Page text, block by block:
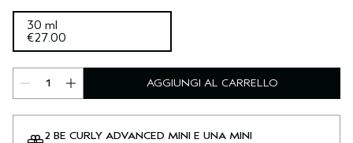
30 ml
€27.00
AGGIUNGI AL CARRELLO
2 BE CURLY ADVANCED MINI E UNA MINI